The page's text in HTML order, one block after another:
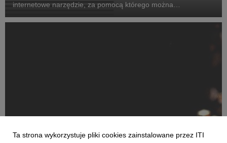
internetowe narzędzie, za pomocą którego można
Święta oraz Nowy Rok. Życzenia wyśpiewuje profes...
Ta strona wykorzystuje pliki cookies zainstalowane przez ITI